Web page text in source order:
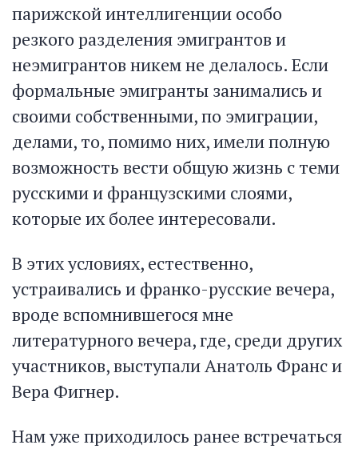
парижской интеллигенции особо
резкого разделения эмигрантов и
неэмигрантов никем не делалось. Если
формальные эмигранты занимались и
своими собственными, по эмиграции,
делами, то, помимо них, имели полную
возможность вести общую жизнь с теми
русскими и французскими слоями,
которые их более интересовали.
В этих условиях, естественно,
устраивались и франко-русские вечера,
вроде вспомнившегося мне
литературного вечера, где, среди других
участников, выступали Анатоль Франс и
Вера Фигнер.
Нам уже приходилось ранее встречаться